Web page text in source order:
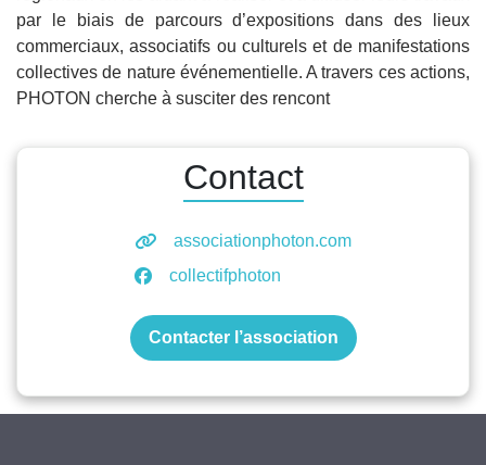
par le biais de parcours d’expositions dans des lieux
commerciaux, associatifs ou culturels et de manifestations
collectives de nature événementielle. A travers ces actions,
PHOTON cherche à susciter des rencont
Contact
associationphoton.com
collectifphoton
Contacter l’association